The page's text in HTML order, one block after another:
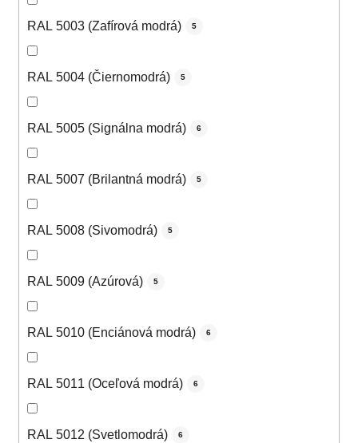
RAL 5003 (Zafírová modrá) 5
RAL 5004 (Čiernomodrá) 5
RAL 5005 (Signálna modrá) 6
RAL 5007 (Brilantná modrá) 5
RAL 5008 (Sivomodrá) 5
RAL 5009 (Azúrová) 5
RAL 5010 (Enciánová modrá) 6
RAL 5011 (Oceľová modrá) 6
RAL 5012 (Svetlomodrá) 6